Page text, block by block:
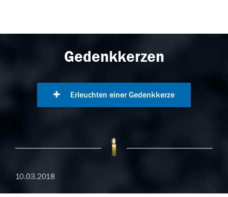
Gedenkkerzen
Erleuchten einer Gedenkkerze
10.03.2018